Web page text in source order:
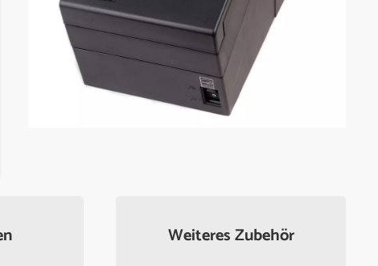
Weiteres Zubehör